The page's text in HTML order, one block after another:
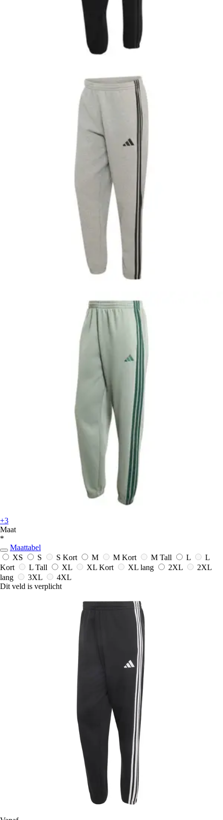
+3
Maat
*
Maattabel
XS
S S Kort M M Kort M Tall L
L
Kort
L Tall XL XL Kort XL lang 2XL
2XL
lang
3XL
4XL
Dit veld is verplicht